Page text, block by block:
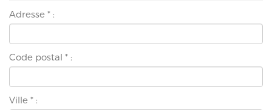
Adresse * :
Code postal * :
Ville * :